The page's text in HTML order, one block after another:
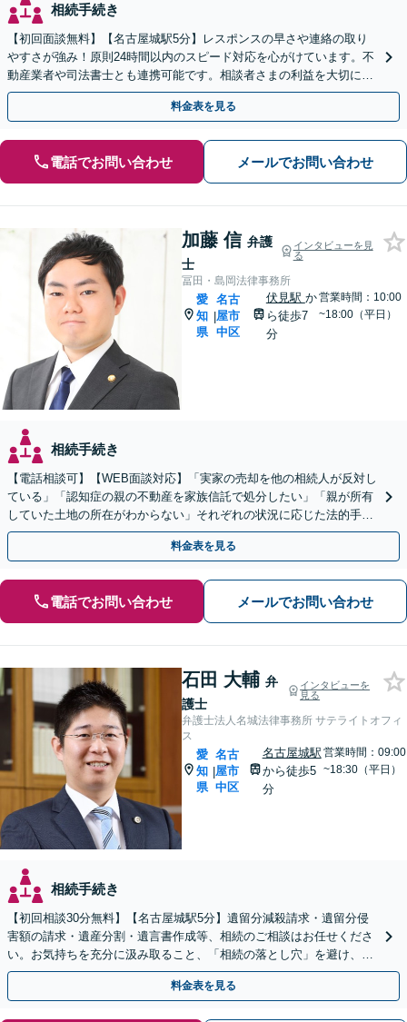
相続手続き
【初回面談無料】【名古屋城駅5分】レスポンスの早さや連絡の取り
やすさが強み！原則24時間以内のスピード対応を心がけています。不
動産業者や司法書士とも連携可能です。相談者さまの利益を大切にい
たします。【完全個室】
料金表を見る
電話でお問い合わせ メールでお問い合わせ
加藤 信 弁護
士
インタビューを見
る
冨田・島岡法律事務所
愛
知
県
|
名古
屋市
中区
伏見駅 か
ら徒歩7
分
営業時間：10:00
~18:00（平日）
相続手続き
【電話相談可】【WEB面談対応】「実家の売却を他の相続人が反対し
ている」「認知症の親の不動産を家族信託で処分したい」「親が所有
していた土地の所在がわからない」それぞれの状況に応じた法的手続
きを丁寧にサポートし、納得のいく解決を目指します。
料金表を見る
電話でお問い合わせ メールでお問い合わせ
石田 大輔 弁
護士
インタビューを
見る
弁護士法人名城法律事務所 サテライトオフィ
ス
愛
知
県
|
名古
屋市
中区
名古屋城駅
から徒歩5
分
営業時間：09:00
~18:30（平日）
相続手続き
【初回相談30分無料】【名古屋城駅5分】遺留分減殺請求・遺留分侵
害額の請求・遺産分割・遺言書作成等、相続のご相談はお任せくださ
い。お気持ちを充分に汲み取ること、「相続の落とし穴」を避け、あ
らゆる可能性を把握することで最良の解決を目指します。
料金表を見る